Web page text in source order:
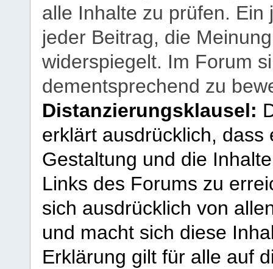
alle Inhalte zu prüfen.
jeder Beitrag, die
widerspiegelt. Im Forum
dementsprechend zu
Distanzierungsklausel:
erklärt ausdrücklich,
Gestaltung und die
Links des Forums zu
sich ausdrücklich von
und macht sich diese
Erklärung gilt für alle auf